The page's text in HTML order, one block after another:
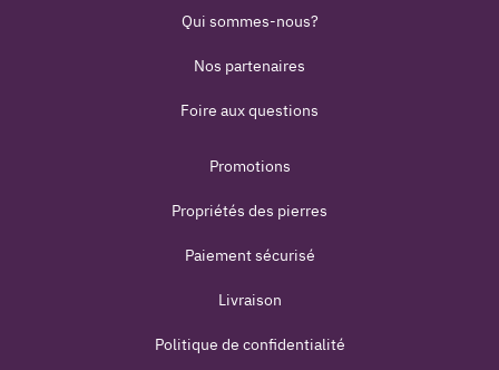
Qui sommes-nous?
Nos partenaires
Foire aux questions
Promotions
Propriétés des pierres
Paiement sécurisé
Livraison
Politique de confidentialité